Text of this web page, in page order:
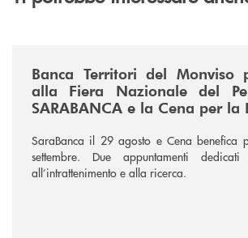
Banca Territori del Monviso
alla Fiera Nazionale del
SARABANCA e la Cena per la
SaraBanca il 29 agosto e Cena benefica
settembre. Due appuntamenti
all’intrattenimento e alla ricerca.